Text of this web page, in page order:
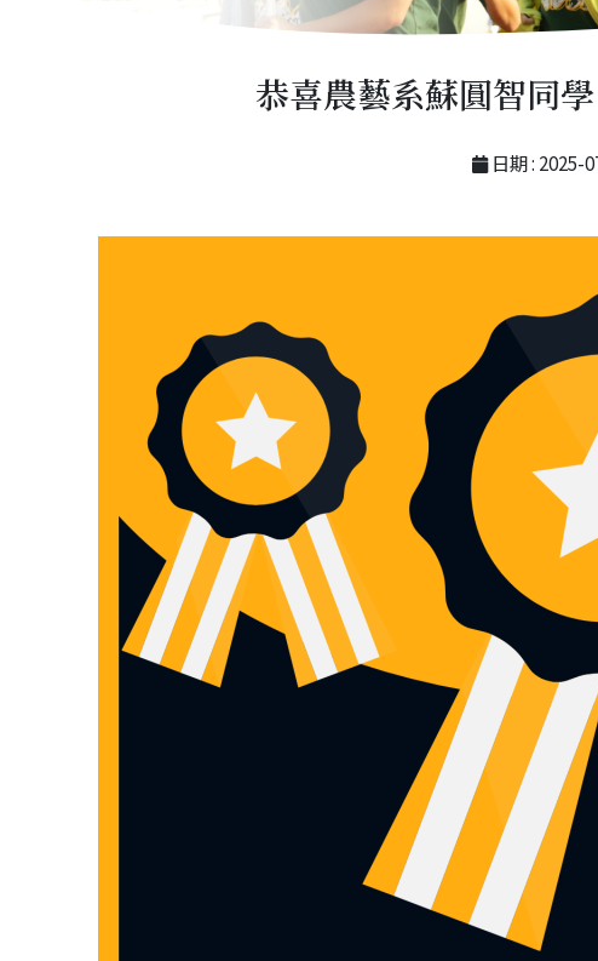
恭喜農藝系蘇圓智同
日期 : 2025-